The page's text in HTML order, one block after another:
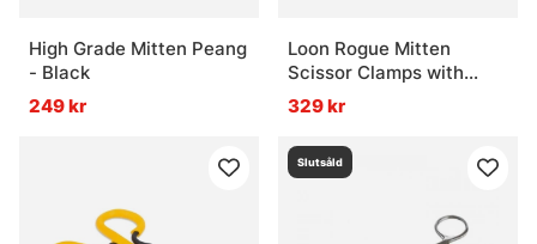
High Grade Mitten Peang
- Black
249 kr
Loon Rogue Mitten
Scissor Clamps with
Comfy Grip
329 kr
Slutsåld